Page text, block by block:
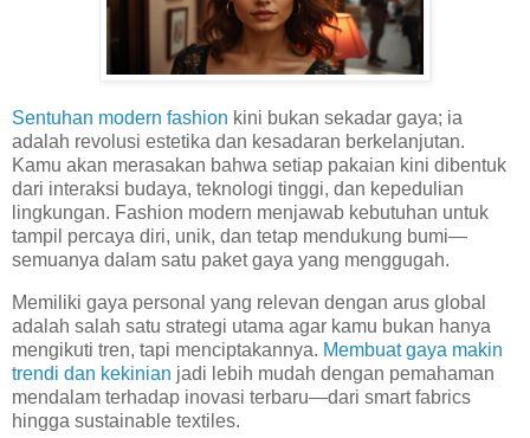
Sentuhan modern fashion kini bukan sekadar gaya; ia
adalah revolusi estetika dan kesadaran berkelanjutan.
Kamu akan merasakan bahwa setiap pakaian kini dibentuk
dari interaksi budaya, teknologi tinggi, dan kepedulian
lingkungan. Fashion modern menjawab kebutuhan untuk
tampil percaya diri, unik, dan tetap mendukung bumi—
semuanya dalam satu paket gaya yang menggugah.
Memiliki gaya personal yang relevan dengan arus global
adalah salah satu strategi utama agar kamu bukan hanya
mengikuti tren, tapi menciptakannya. Membuat gaya makin
trendi dan kekinian jadi lebih mudah dengan pemahaman
mendalam terhadap inovasi terbaru—dari smart fabrics
hingga sustainable textiles.